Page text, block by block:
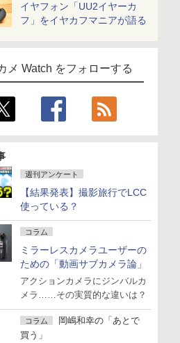
イヤフォン「UU2イヤーカ
フ」をイヤカフマニアが語る
メ Watch をフォローする
週刊アンケート
【結果発表】撮影旅行でLCC
使っている？
コラム
ミラーレスカメラユーザーの
ための「動画サブカメラ論」
アクションカメラにジンバルカ
メラ……その実質的な違いは？
コラム
岡嶋和幸の「あとで
買う」